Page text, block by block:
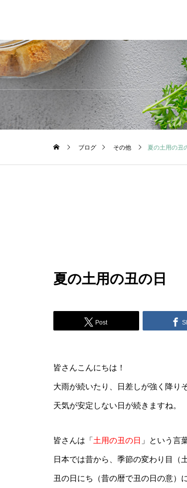
ブログ その他 夏の土用の丑
夏の土用の丑の日
Post
皆さんこんにちは！
大雨が続いたり、日差しが強く降り
天気が安定しない日が続きますね。
皆さんは「 土用の丑の日 」という言
日本では昔から、季節の変わり目（
丑の日にち（昔の暦で丑の日の意）